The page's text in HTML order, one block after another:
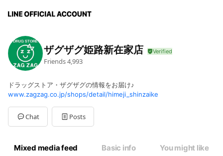
ザグザグ姫路新在家店
Friends4,993
ドラッグストア・ザグザグの情報をお届け♪
www.zagzag.co.jp/shops/detail/himeji_shinzaike
Chat Posts
Mixed media feed Basic info You might like